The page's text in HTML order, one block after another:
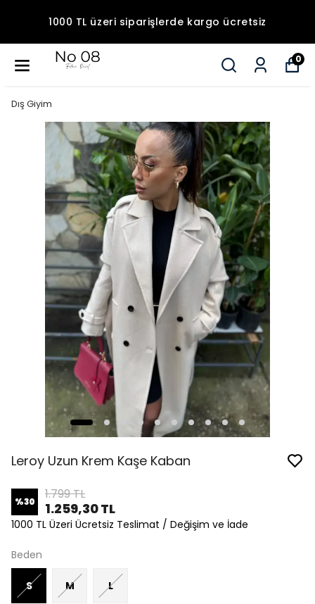
1000 TL üzeri siparişlerde kargo ücretsiz
0
Dış Giyim
Leroy Uzun Krem Kaşe Kaban
%30 1.799 TL
1.259,30 TL
1000 TL Üzeri Ücretsiz Teslimat / Değişim ve İade
Beden
S M L